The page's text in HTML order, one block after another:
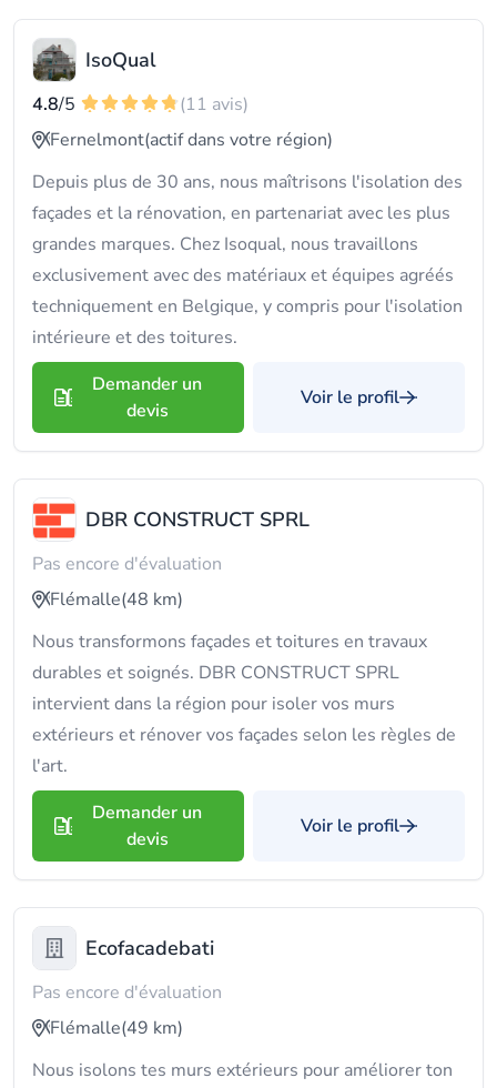
IsoQual
4.8/5
(11 avis)
Fernelmont(actif dans votre région)
Depuis plus de 30 ans, nous maîtrisons l'isolation des
façades et la rénovation, en partenariat avec les plus
grandes marques. Chez Isoqual, nous travaillons
exclusivement avec des matériaux et équipes agréés
techniquement en Belgique, y compris pour l'isolation
intérieure et des toitures.
Demander un
devis
Voir le profil
DBR CONSTRUCT SPRL
Pas encore d'évaluation
Flémalle(48 km)
Nous transformons façades et toitures en travaux
durables et soignés. DBR CONSTRUCT SPRL
intervient dans la région pour isoler vos murs
extérieurs et rénover vos façades selon les règles de
l'art.
Demander un
devis
Voir le profil
Ecofacadebati
Pas encore d'évaluation
Flémalle(49 km)
Nous isolons tes murs extérieurs pour améliorer ton